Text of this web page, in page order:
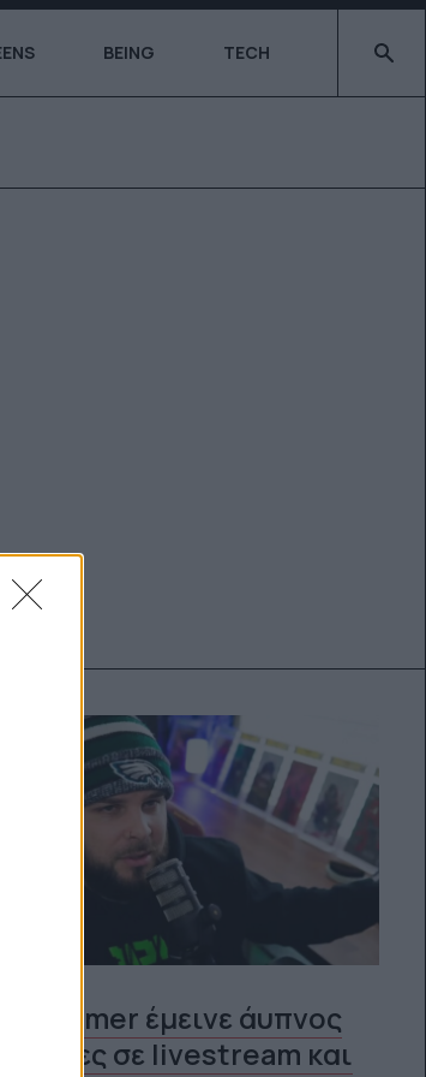
BEING TECH Type
streamer έμεινε άυπνος
ώρες σε livestream και